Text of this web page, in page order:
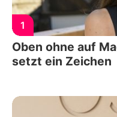
1
Oben ohne auf
setzt ein Zeichen